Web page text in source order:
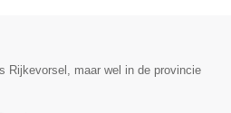
Rijkevorsel, maar wel in de provincie